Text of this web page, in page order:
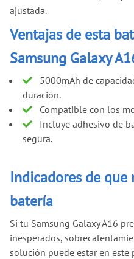
ajustada.
Ventajas de esta
Samsung Galaxy
5000mAh de
duración.
Compatible con los
Incluye adhesivo de
segura.
Indicadores de que
batería
Si tu Samsung Galaxy A16
inesperados,
solución puede estar en este